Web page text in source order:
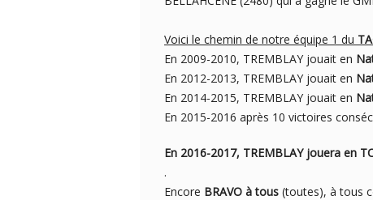
Voici le chemin de notre équipe 1 du
En 2009-2010, TREMBLAY jouait en
En 2012-2013, TREMBLAY jouait en
En 2014-2015, TREMBLAY jouait en
En 2015-2016 après 10 victoires
En 2016-2017, TREMBLAY jouera en
.
Encore BRAVO à tous (toutes), à tous